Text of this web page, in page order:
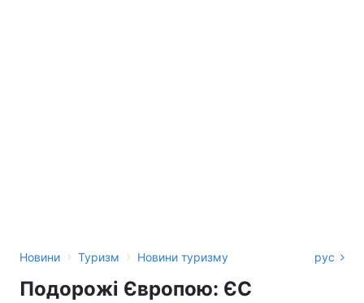
Новини › Туризм › Новини туризму рус
Подорожі Європою: ЄС